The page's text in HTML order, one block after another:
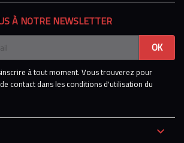
À NOTRE NEWSLETTER
à tout moment. Vous trouverez pour
contact dans les conditions d'utilisation du
